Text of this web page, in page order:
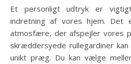
Et personligt udtryk er
indretning af vores hjem.
atmosfære, der afspejler vores
skræddersyede rullegardiner
unikt præg. Du kan vælge